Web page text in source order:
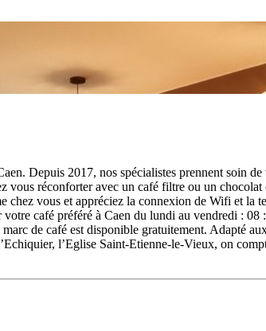
Depuis 2017, nos spécialistes prennent soin
réconforter avec un café filtre ou un
vous et appréciez la connexion de Wifi et la
café préféré à Caen du lundi au vendredi :
de café est disponible gratuitement. Adapté
l’Eglise Saint-Etienne-le-Vieux, on